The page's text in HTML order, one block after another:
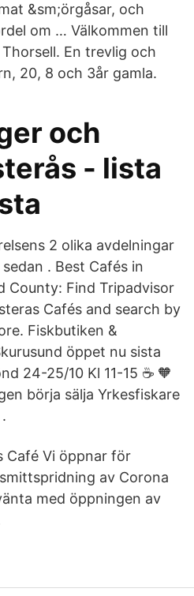
&sm;örgåsar, och
om … Välkommen till
En trevlig och
20, 8 och 3år gamla.
och
- lista
2 olika avdelningar
. Best Cafés in
County: Find Tripadvisor
Cafés and search by
Fiskbutiken &
öppet nu sista
24-25/10 Kl 11-15 ☕️ 🧡
börja sälja Yrkesfiskare
Café Vi öppnar för
av Corona
med öppningen av